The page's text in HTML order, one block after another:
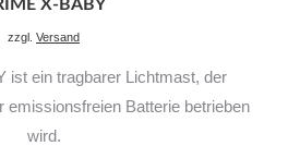
X-BABY
zzgl. Versand
ist ein tragbarer Lichtmast, der
emissionsfreien Batterie betrieben
wird.